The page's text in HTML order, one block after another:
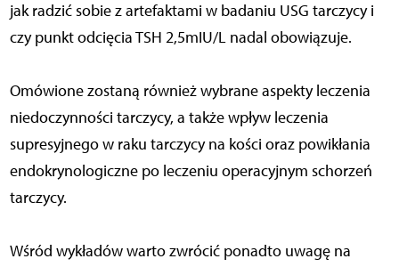
jak radzić sobie z artefaktami w badaniu USG tarczycy i
czy punkt odcięcia TSH 2,5mIU/L nadal obowiązuje.
Omówione zostaną również wybrane aspekty leczenia
niedoczynności tarczycy, a także wpływ leczenia
supresyjnego w raku tarczycy na kości oraz powikłania
endokrynologiczne po leczeniu operacyjnym schorzeń
tarczycy.
Wśród wykładów warto zwrócić ponadto uwagę na